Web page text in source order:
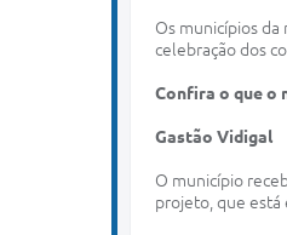
Os municípios
celebração dos
Confira o que o
Gastão Vidigal
O município
projeto, que está